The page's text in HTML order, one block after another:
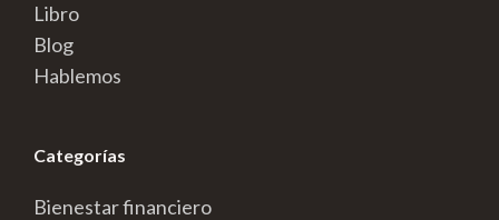
Libro
Blog
Hablemos
Categorías
Bienestar financiero